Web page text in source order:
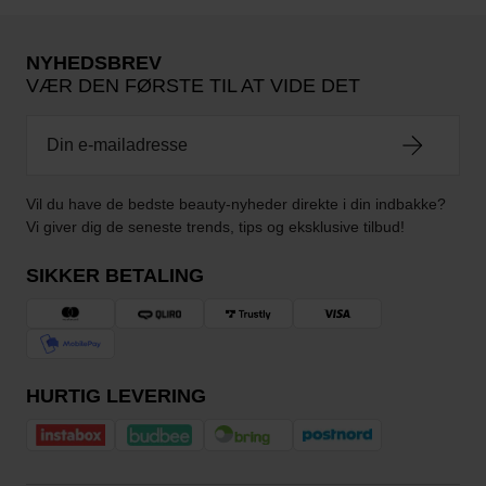
NYHEDSBREV
VÆR DEN FØRSTE TIL AT VIDE DET
Vil du have de bedste beauty-nyheder direkte i din indbakke?
Vi giver dig de seneste trends, tips og eksklusive tilbud!
SIKKER BETALING
HURTIG LEVERING